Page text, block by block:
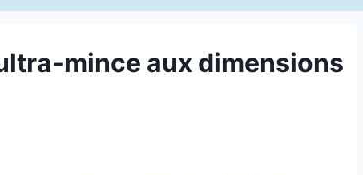
mince aux dimensions